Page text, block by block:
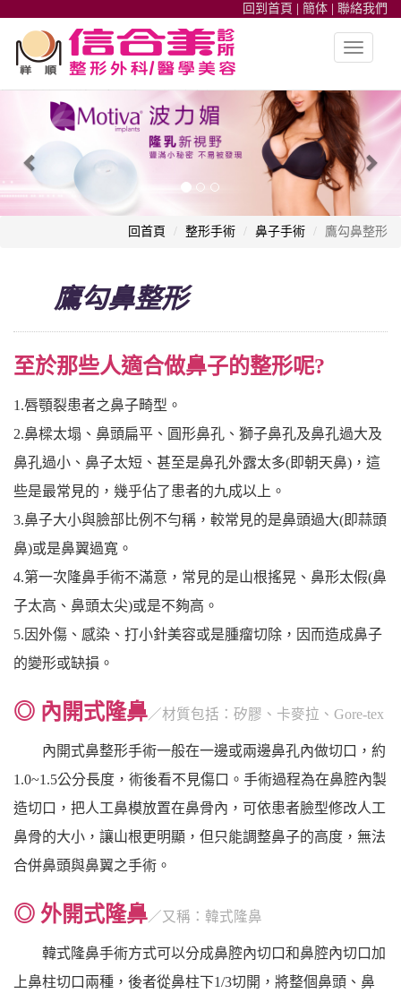
回到首頁 簡体 聯絡我們
Toggle
整形外科,高雄信合美整形,魔滴隆乳,隆鼻,雙眼皮,皮秒雷射,自體脂肪
Previous
回首頁 整形手術 鼻子手術 鷹勾鼻整形
鷹勾鼻整形
至於那些人適合做鼻子的整形呢?
1.唇顎裂患者之鼻子畸型。
2.鼻樑太塌、鼻頭扁平、圓形鼻孔、獅子鼻孔及鼻孔過大及
鼻孔過小、鼻子太短、甚至是鼻孔外露太多(即朝天鼻)，這
些是最常見的，幾乎佔了患者的九成以上。
3.鼻子大小與臉部比例不勻稱，較常見的是鼻頭過大(即蒜頭
鼻)或是鼻翼過寬。
4.第一次隆鼻手術不滿意，常見的是山根搖晃、鼻形太假(鼻
子太高、鼻頭太尖)或是不夠高。
5.因外傷、感染、打小針美容或是腫瘤切除，因而造成鼻子
的變形或缺損。
◎ 內開式隆鼻／材質包括：矽膠、卡麥拉、Gore-tex
內開式鼻整形手術一般在一邊或兩邊鼻孔內做切口，約
1.0~1.5公分長度，術後看不見傷口。手術過程為在鼻腔內製
造切口，把人工鼻模放置在鼻骨內，可依患者臉型修改人工
鼻骨的大小，讓山根更明顯，但只能調整鼻子的高度，無法
合併鼻頭與鼻翼之手術。
◎ 外開式隆鼻／又稱：韓式隆鼻
韓式隆鼻手術方式可以分成鼻腔內切口和鼻腔內切口加
上鼻柱切口兩種，後者從鼻柱下1/3切開，將整個鼻頭、鼻